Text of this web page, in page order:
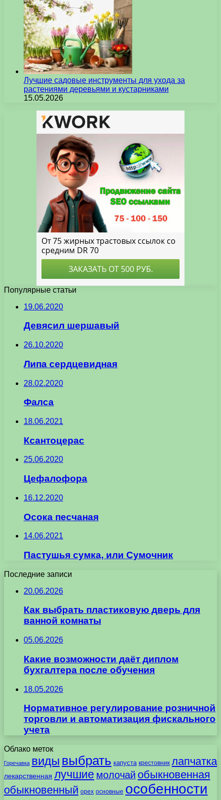
Лучшие садовые инструменты для ухода за
растениями деревьями и кустарниками
15.05.2026
Популярные статьи
19.06.2020
Девясил шершавый
26.10.2020
Липа сердцевидная
28.02.2020
Фалса
18.06.2021
Ксантоцерас
25.06.2020
Цефалофора
16.12.2020
Осока песчаная
14.06.2021
Пастушья сумка, или Сумочник
Последние записи
20.06.2026
Как выбрать пластиковую дверь для
ванной комнаты
05.06.2026
Какие возможности даёт диплом
бухгалтера после обучения
18.05.2026
Нормативное регулирование розничной
торговли и автоматизация фискального
учета
Облако меток
Горечавка виды выбрать капуста крестовник лапчатка
лекарственная лучшие молочай обыкновенная
обыкновенный орех основные особенности